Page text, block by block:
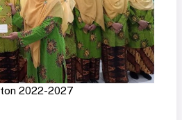
2022-2027